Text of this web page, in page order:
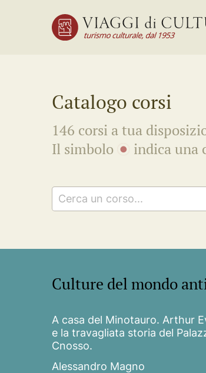
Catalogo corsi
146 corsi a tua
Il simbolo
indica una
Culture del mondo
A casa del Minotauro. Arthur
e la travagliata storia del
Cnosso.
Alessandro Magno